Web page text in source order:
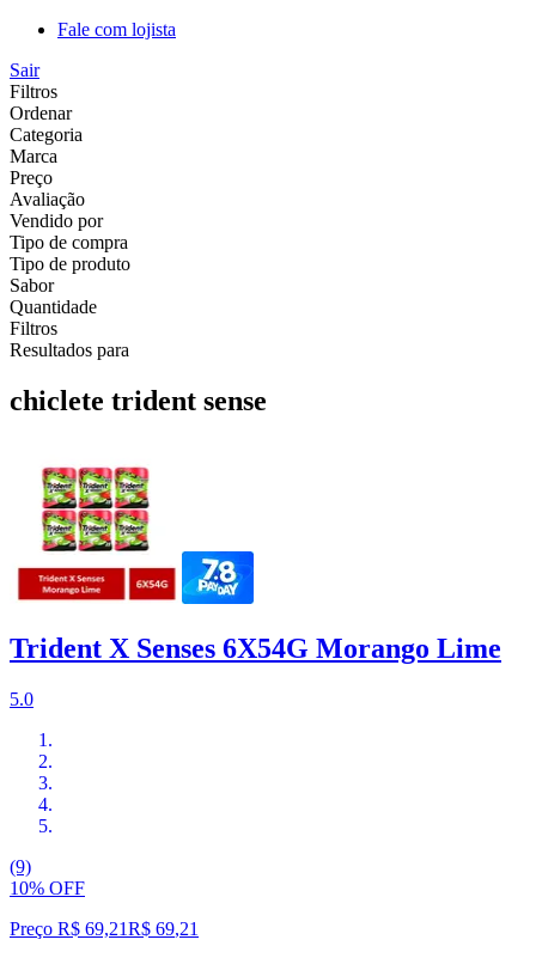
Fale com lojista
Sair
Filtros
Ordenar
Categoria
Marca
Preço
Avaliação
Vendido por
Tipo de compra
Tipo de produto
Sabor
Quantidade
Filtros
Resultados para
chiclete trident sense
Trident X Senses 6X54G Morango Lime
5.0
(9)
10% OFF
Preço R$ 69,21R$ 69,21